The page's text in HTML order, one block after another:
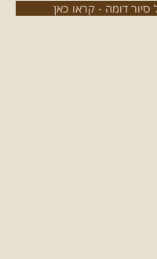
סיור דומה - קראו כאן